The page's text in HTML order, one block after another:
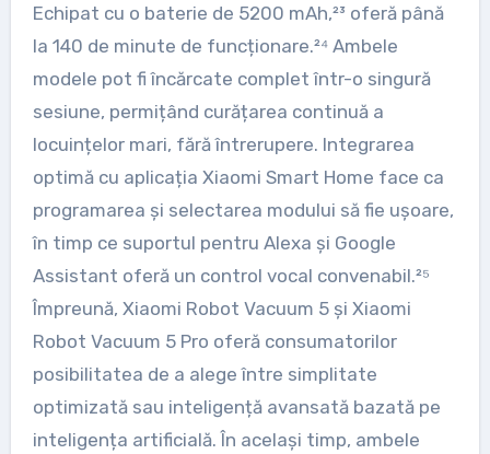
Echipat cu o baterie de 5200 mAh,²³ oferă până
la 140 de minute de funcționare.²⁴ Ambele
modele pot fi încărcate complet într-o singură
sesiune, permițând curățarea continuă a
locuințelor mari, fără întrerupere. Integrarea
optimă cu aplicația Xiaomi Smart Home face ca
programarea și selectarea modului să fie ușoare,
în timp ce suportul pentru Alexa și Google
Assistant oferă un control vocal convenabil.²⁵
Împreună, Xiaomi Robot Vacuum 5 și Xiaomi
Robot Vacuum 5 Pro oferă consumatorilor
posibilitatea de a alege între simplitate
optimizată sau inteligență avansată bazată pe
inteligența artificială. În același timp, ambele